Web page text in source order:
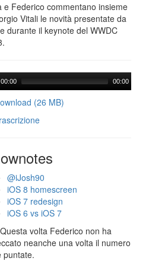
e Federico commentano insieme
Vitali le novità presentate da
durante il keynote del WWDC
00:00 00:00
(26 MB)
@iJosh90
iOS 8 homescreen
iOS 7 redesign
iOS 6 vs iOS 7
volta Federico non ha
neanche una volta il numero
puntate.